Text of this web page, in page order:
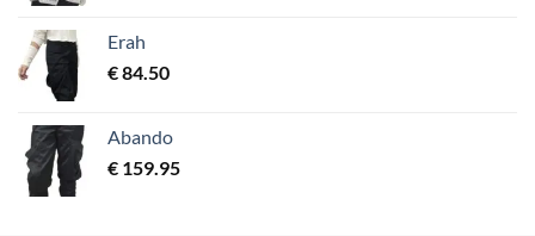
Erah
€84.50
Abando
€ 159.95